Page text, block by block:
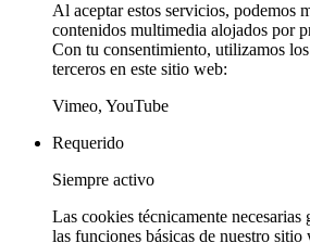
Al aceptar estos servicios, podemos
contenidos multimedia alojados por
Con tu consentimiento, utilizamos
terceros en este sitio web:
Vimeo, YouTube
Requerido
Siempre activo
Las cookies técnicamente necesarias
las funciones básicas de nuestro